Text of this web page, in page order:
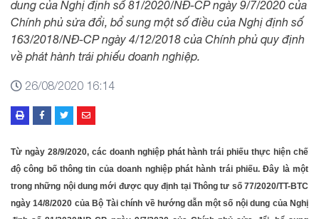
dung của Nghị định số 81/2020/NĐ-CP ngày 9/7/2020 của
Chính phủ sửa đổi, bổ sung một số điều của Nghị định số
163/2018/NĐ-CP ngày 4/12/2018 của Chính phủ quy định
về phát hành trái phiếu doanh nghiệp.
26/08/2020 16:14
Từ ngày 28/9/2020, các doanh nghiệp phát hành trái phiếu thực hiện chế
độ công bố thông tin của doanh nghiệp phát hành trái phiếu. Đây là một
trong những nội dung mới được quy định tại Thông tư số 77/2020/TT-BTC
ngày 14/8/2020 của Bộ Tài chính về hướng dẫn một số nội dung của Nghị